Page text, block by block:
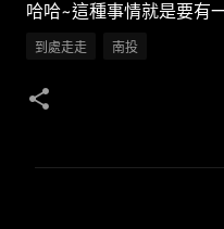
哈哈~這種事情就是要有
到處走走 南投